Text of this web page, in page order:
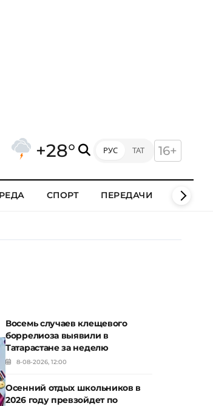
+28° РУС ТАТ 16+
СПОРТ ПЕРЕДАЧИ КЛИПЫ
Восемь случаев клещевого
боррелиоза выявили в
Татарастане за неделю
8-08-2026, 12:00
Осенний отдых школьников в
2026 году превзойдет по